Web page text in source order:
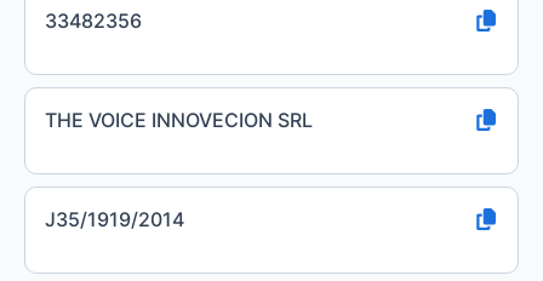
33482356
THE VOICE INNOVECION SRL
J35/1919/2014